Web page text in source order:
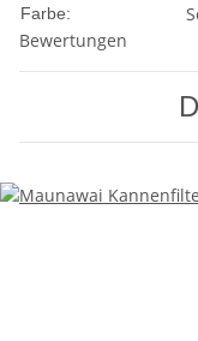
Farbe:
Bewertungen